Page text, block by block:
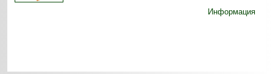
Информация